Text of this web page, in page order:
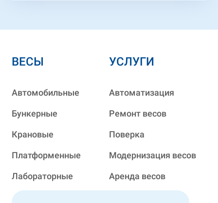
ВЕСЫ
Автомобильные
Бункерные
Крановые
Платформенные
Лабораторные
УСЛУГИ
Автоматизация
Ремонт весов
Поверка
Модернизация весов
Аренда весов